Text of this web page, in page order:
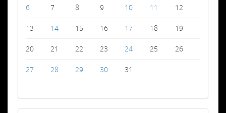
6 7 8 9 10 11 12
13 14 15 16 17 18 19
20 21 22 23 24 25 26
27 28 29 30 31